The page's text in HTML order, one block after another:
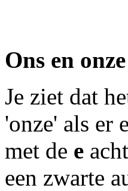
Ons en onze
Je ziet dat
'onze' als er
met de e
een zwarte